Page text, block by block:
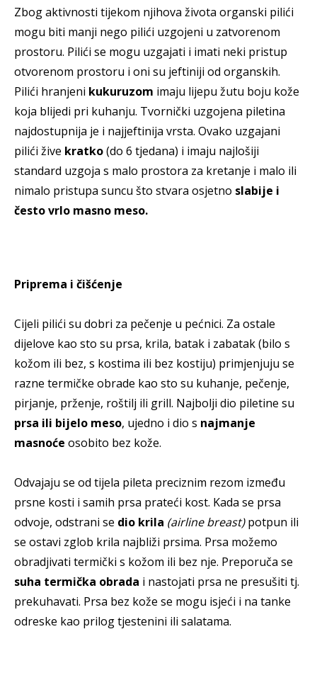
Zbog aktivnosti tijekom njihova života organski pilići
mogu biti manji nego pilići uzgojeni u zatvorenom
prostoru. Pilići se mogu uzgajati i imati neki pristup
otvorenom prostoru i oni su jeftiniji od organskih.
Pilići hranjeni kukuruzom imaju lijepu žutu boju kože
koja blijedi pri kuhanju. Tvornički uzgojena piletina
najdostupnija je i najjeftinija vrsta. Ovako uzgajani
pilići žive kratko(do 6 tjedana) i imaju najlošiji
standard uzgoja s malo prostora za kretanje i malo ili
nimalo pristupa suncu što stvara osjetno slabije i
često vrlo masno meso.
Priprema i čišćenje
Cijeli pilići su dobri za pečenje u pećnici. Za ostale
dijelove kao sto su prsa, krila, batak i zabatak (bilo s
kožom ili bez, s kostima ili bez kostiju) primjenjuju se
razne termičke obrade kao sto su kuhanje, pečenje,
pirjanje, prženje, roštilj ili grill. Najbolji dio piletine su
prsa ili bijelo meso, ujedno i dio s najmanje
masnoće osobito bez kože.
Odvajaju se od tijela pileta preciznim rezom između
prsne kosti i samih prsa prateći kost. Kada se prsa
odvoje, odstrani se dio krila (airline breast)potpun ili
se ostavi zglob krila najbliži prsima. Prsa možemo
obradjivati termički s kožom ili bez nje. Preporuča se
suha termička obrada i nastojati prsa ne presušiti tj.
prekuhavati. Prsa bez kože se mogu isjeći i na tanke
odreske kao prilog tjestenini ili salatama.